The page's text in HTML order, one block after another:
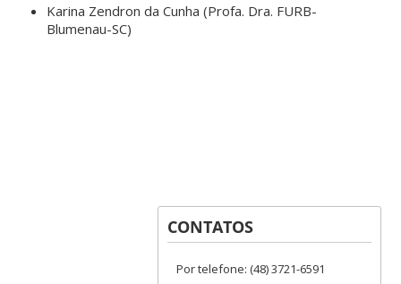
Karina Zendron da Cunha (Profa. Dra. FURB-
Blumenau-SC)
CONTATOS
Por telefone: (48) 3721-6591